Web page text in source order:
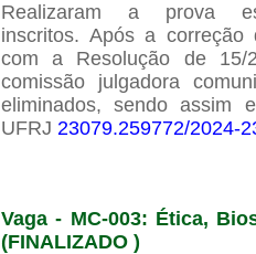
Realizaram a prova
inscritos. Após a
com a Resolução de 15/
comissão julgadora
eliminados, sendo assim
UFRJ 23079.259772/2024-
Vaga - MC-003: Ética,
(FINALIZADO )